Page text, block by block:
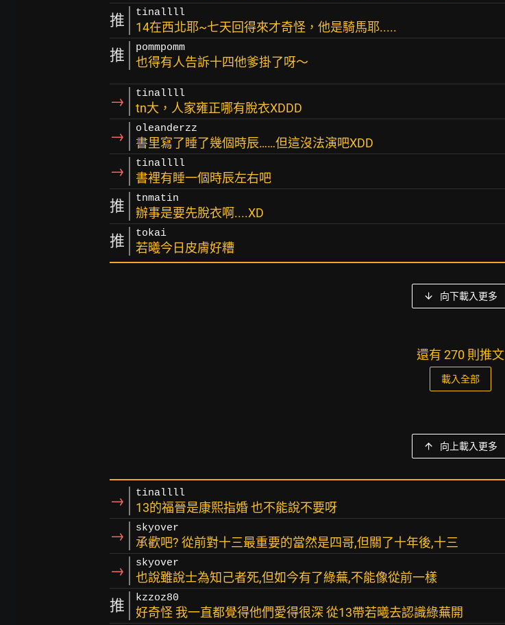
推 tinallll
14在西北耶~七天回得來才奇怪，他是騎馬耶.....
推 pommpomm
也得有人告訴十四他爹掛了呀～
→ tinallll
tn大，人家雍正哪有脫衣XDDD
→ oleanderzz
書里寫了睡了幾個時辰……但這沒法演吧XDD
→ tinallll
書裡有睡一個時辰左右吧
推 tnmatin
辦事是要先脫衣啊....XD
推 tokai
若曦今日皮膚好糟
向下載入更多
還有 270 則推文
載入全部
向上載入更多
→ tinallll
13的福晉是康熙指婚 也不能說不要呀
→ skyover
承歡吧? 從前對十三最重要的當然是四哥,但關了十年後,十三
→ skyover
也說雖說士為知己者死,但如今有了綠蕪,不能像從前一樣
推 kzzoz80
好奇怪 我一直都覺得他們愛得很深 從13帶若曦去認識綠蕪開